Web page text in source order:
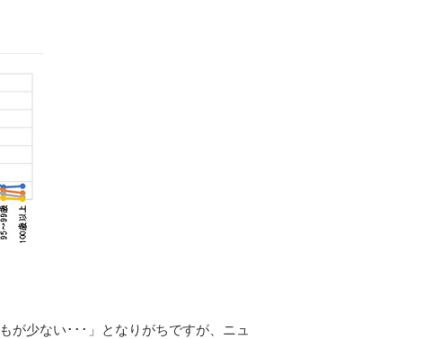
が少ない･･･」となりがちですが、ニュ